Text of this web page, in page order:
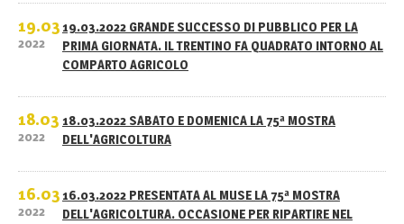
19.03
2022
19.03.2022 GRANDE SUCCESSO DI PUBBLICO PER LA
PRIMA GIORNATA. IL TRENTINO FA QUADRATO INTORNO AL
COMPARTO AGRICOLO
18.03
2022
18.03.2022 SABATO E DOMENICA LA 75ª MOSTRA
DELL'AGRICOLTURA
16.03
2022
16.03.2022 PRESENTATA AL MUSE LA 75ª MOSTRA
DELL'AGRICOLTURA. OCCASIONE PER RIPARTIRE NEL